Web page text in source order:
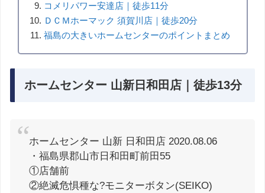
コメリパワー安達店｜徒歩11分
ＤＣＭホーマック 須賀川店｜徒歩20分
福島の大きいホームセンターのポイントまとめ
ホームセンター 山新日和田店｜徒歩13分
ホームセンター 山新 日和田店 2020.08.06
・福島県郡山市日和田町前田55
①店舗前
②絶滅危惧種な?モニターボタン(SEIKO)